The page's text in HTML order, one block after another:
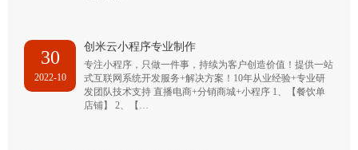
30
2022-10
创米云小程序专业制作
专注小程序，只做一件事，持续为客户创造价值！提供一站
式互联网系统开发服务+解决方案！10年从业经验+专业研
发团队技术支持 直播电商+分销商城+小程序 1、【餐饮单
店铺】 2、【…